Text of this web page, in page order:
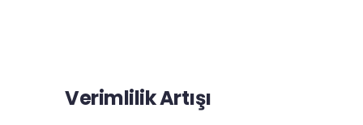
Verimlilik Artışı